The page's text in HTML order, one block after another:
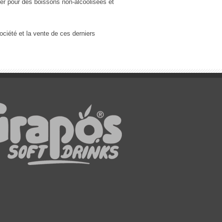
pour des boissons non-alcoolisées et
et la vente de ces derniers